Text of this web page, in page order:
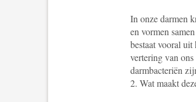
In onze darmen
en vormen
bestaat vooral
vertering van
darmbacteriën
2. Wat maakt